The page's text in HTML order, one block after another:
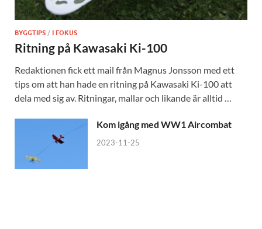
BYGGTIPS / I FOKUS
Ritning på Kawasaki Ki-100
Redaktionen fick ett mail från Magnus Jonsson med ett
tips om att han hade en ritning på Kawasaki Ki-100 att
dela med sig av. Ritningar, mallar och likande är alltid …
Kom igång med WW1 Aircombat
2023-11-25